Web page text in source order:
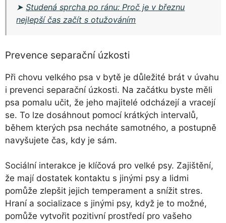
➤Studená sprcha po ránu: Proč je v březnu
nejlepší čas začít s otužováním
Prevence separační úzkosti
Při chovu velkého psa v bytě je důležité brát v úvahu
i prevenci separační úzkosti. Na začátku byste měli
psa pomalu učit, že jeho majitelé odcházejí a vracejí
se. To lze dosáhnout pomocí krátkých intervalů,
během kterých psa necháte samotného, a postupně
navyšujete čas, kdy je sám.
Sociální interakce je klíčová pro velké psy. Zajištění,
že mají dostatek kontaktu s jinými psy a lidmi
pomůže zlepšit jejich temperament a snížit stres.
Hraní a socializace s jinými psy, když je to možné,
pomůže vytvořit pozitivní prostředí pro vašeho